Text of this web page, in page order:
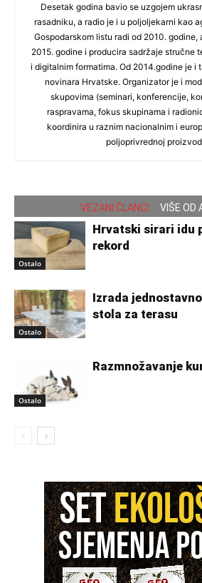
Desetak godina bavio se uzgojem
rasadniku, a radio je i u poljoljekarni kao
Gospodarskom listu radi od 2010. godine,
2015. godine i producira sadržaje stručne
i digitalnim formatima. Od 2014.godine je i
novinara Hrvatske. Organizator je i
skupovima (seminari, konferencije,
raspravama, fokus skupinama i
koordinira u raznim nacionalnim i
poljoprivrednoj
VEZANI ČLANCI VIŠE OD
Ostalo
Hrvatski sirari idu
rekord
Ostalo
Izrada
stola za terasu
Ostalo
Razmnožavanje